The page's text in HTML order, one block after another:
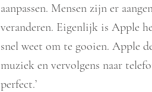
aanpassen. Mensen zijn er
veranderen. Eigenlijk is Apple
snel weet om te gooien. Apple
muziek en vervolgens naar
perfect.’